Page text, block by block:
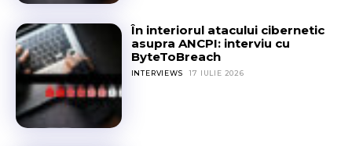
În interiorul atacului cibernetic
asupra ANCPI: interviu cu
ByteToBreach
INTERVIEWS 17 IULIE 2026